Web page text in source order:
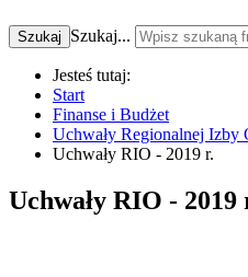
Szukaj Szukaj...
Jesteś tutaj:
Start
Finanse i Budżet
Uchwały Regionalnej
Uchwały RIO - 2019 r.
Uchwały RIO - 2019